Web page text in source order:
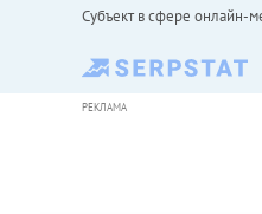
Субъект в сфере онлайн-
РЕКЛАМА